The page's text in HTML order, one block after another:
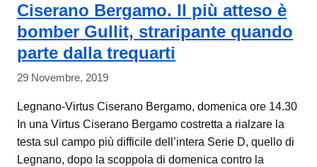
Ciserano Bergamo. Il più atteso è
bomber Gullit, straripante quando
parte dalla trequarti
29 Novembre, 2019
Legnano-Virtus Ciserano Bergamo, domenica ore 14.30
In una Virtus Ciserano Bergamo costretta a rialzare la
testa sul campo più difficile dell’intera Serie D, quello di
Legnano, dopo la scoppola di domenica contro la